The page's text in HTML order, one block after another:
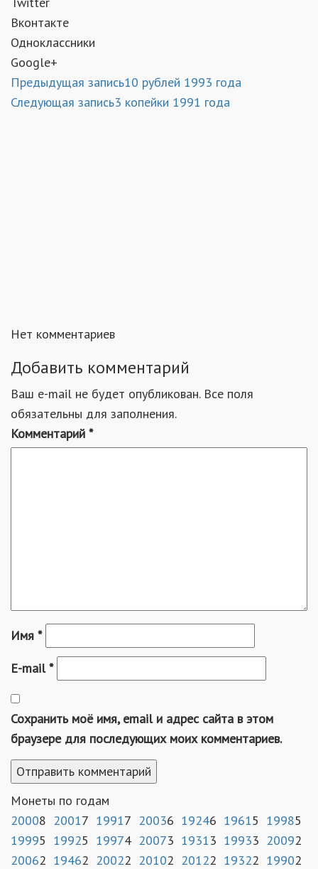
Вконтакте
Одноклассники
Google+
Предыдущая запись10 рублей 1993 года
Следующая запись3 копейки 1991 года
Нет комментариев
Добавить комментарий
Ваш e-mail не будет опубликован. Все поля
обязательны для заполнения.
Комментарий *
Имя *
E-mail*
Сохранить моё имя, email и адрес сайта в этом
браузере для последующих моих комментариев.
Монеты по годам
20008 20017 19917 20036 19246 19615 19985
19995 19925 19974 20073 19313 19933 20092
20062 19462 20022 20102 20122 19322 19902